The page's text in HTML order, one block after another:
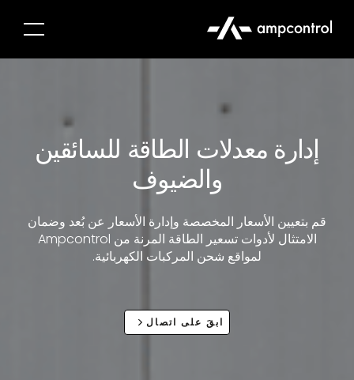
إدارة معدلات الطاقة للسائقين
والضيوف
قم بتعيين الأسعار المخصصة وإدارة الأسعار عن بُعد وضمان
الامتثال لأدوات تسعير الطاقة المرنة من Ampcontrol
لمواقع شحن المركبات الكهربائية.
ابقَ على اتصال